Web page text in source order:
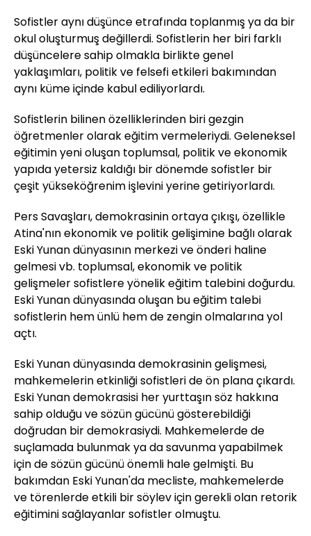
Sofistler aynı düşünce etrafında toplanmış ya da bir
okul oluşturmuş değillerdi. Sofistlerin her biri farklı
düşüncelere sahip olmakla birlikte genel
yaklaşımları, politik ve felsefi etkileri bakımından
aynı küme içinde kabul ediliyorlardı.
Sofistlerin bilinen özelliklerinden biri gezgin
öğretmenler olarak eğitim vermeleriydi. Geleneksel
eğitimin yeni oluşan toplumsal, politik ve ekonomik
yapıda yetersiz kaldığı bir dönemde sofistler bir
çeşit yükseköğrenim işlevini yerine getiriyorlardı.
Pers Savaşları, demokrasinin ortaya çıkışı, özellikle
Atina'nın ekonomik ve politik gelişimine bağlı olarak
Eski Yunan dünyasının merkezi ve önderi haline
gelmesi vb. toplumsal, ekonomik ve politik
gelişmeler sofistlere yönelik eğitim talebini doğurdu.
Eski Yunan dünyasında oluşan bu eğitim talebi
sofistlerin hem ünlü hem de zengin olmalarına yol
açtı.
Eski Yunan dünyasında demokrasinin gelişmesi,
mahkemelerin etkinliği sofistleri de ön plana çıkardı.
Eski Yunan demokrasisi her yurttaşın söz hakkına
sahip olduğu ve sözün gücünü gösterebildiği
doğrudan bir demokrasiydi. Mahkemelerde de
suçlamada bulunmak ya da savunma yapabilmek
için de sözün gücünü önemli hale gelmişti. Bu
bakımdan Eski Yunan'da mecliste, mahkemelerde
ve törenlerde etkili bir söylev için gerekli olan retorik
eğitimini sağlayanlar sofistler olmuştu.